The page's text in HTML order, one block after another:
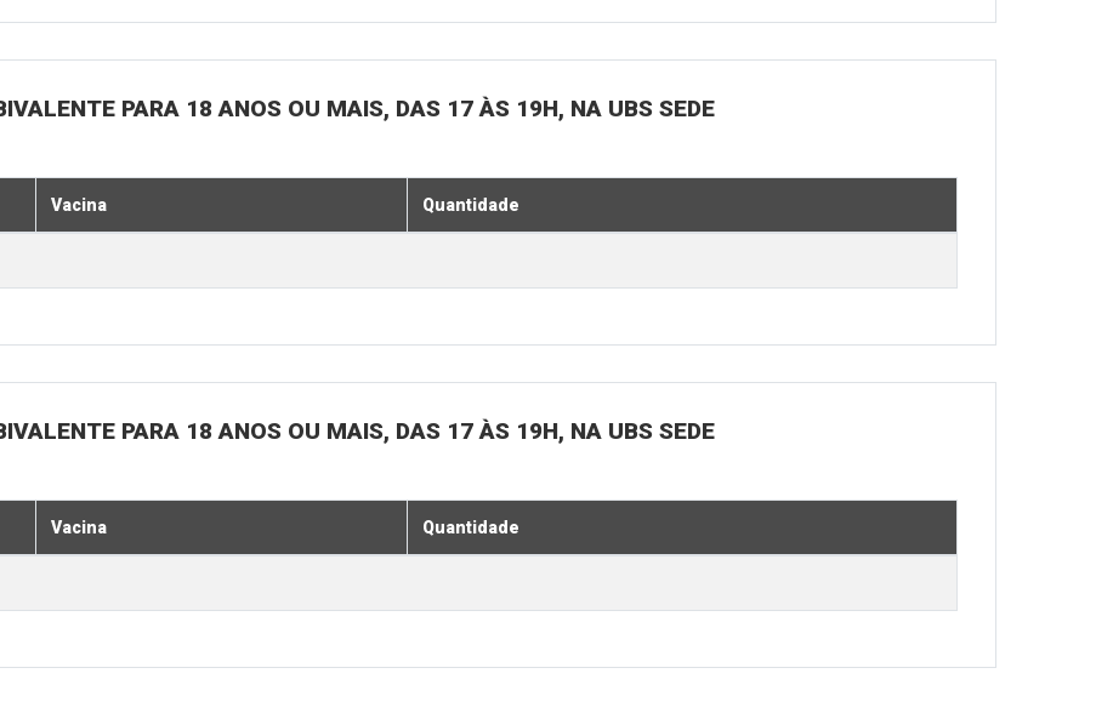
PARA 18 ANOS OU MAIS, DAS 17 ÀS 19H, NA UBS SEDE
Vacina Quantidade
PARA 18 ANOS OU MAIS, DAS 17 ÀS 19H, NA UBS SEDE
Vacina Quantidade